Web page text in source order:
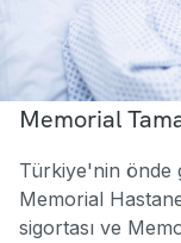
Memorial
Türkiye'nin önde
Memorial
sigortası ve